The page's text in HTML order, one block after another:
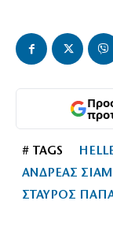
# TAGS
ΑΝΔΡΕΑΣ
ΣΤΑΥΡΟΣ